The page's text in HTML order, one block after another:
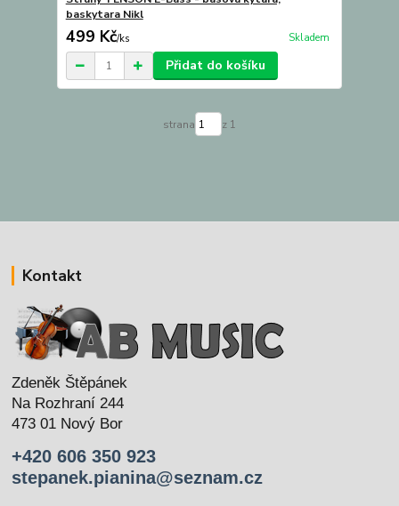
baskytara Nikl
499 Kč/ks Skladem
Přidat do košíku
strana z 1
Kontakt
Zdeněk Štěpánek
Na Rozhraní 244
473 01 Nový Bor
+420 606 350 923
stepanek.pianina@seznam.cz